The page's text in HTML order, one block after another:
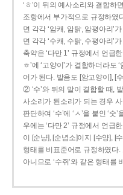
‘ㅎ’이 뒤의 예사소리와 결합하
조항에서 부가적으로 규정하였
면 각각 ‘암캐, 암탉, 암평아리’
면 각각 ‘수캐, 수탉, 수평아리’
축약은 ‘다만 1’ 규정에서 언급
ㅎ’에 ‘고양이’가 결합하더라도
어가 된다. 발음도 [암고양이], [
② ‘수’와 뒤의 말이 결합할 때,
사소리가 된소리가 되는 경우
판단하여 ‘수’에 ‘ㅅ’을 붙인 ‘
우에는 ‘다만 2’ 규정에서 언급
이 [순냥], [순념소]이지 [수양], [
형태를 비표준어로 규정하였다.
아니므로 ‘수쥐’와 같은 형태를